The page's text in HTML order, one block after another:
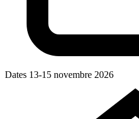
Dates 13-15 novembre 2026